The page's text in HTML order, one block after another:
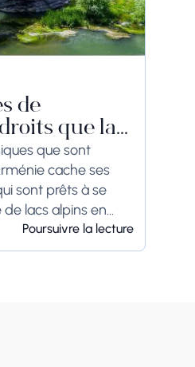
de
que la
ne
que sont
cache ses
sont prêts à se
lacs alpins en
Poursuivre la lecture